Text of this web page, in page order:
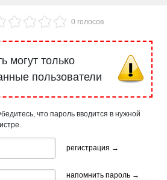
0 голосов
могут только
пользователи
что пароль вводится в нужной
регистрация →
напомнить пароль →